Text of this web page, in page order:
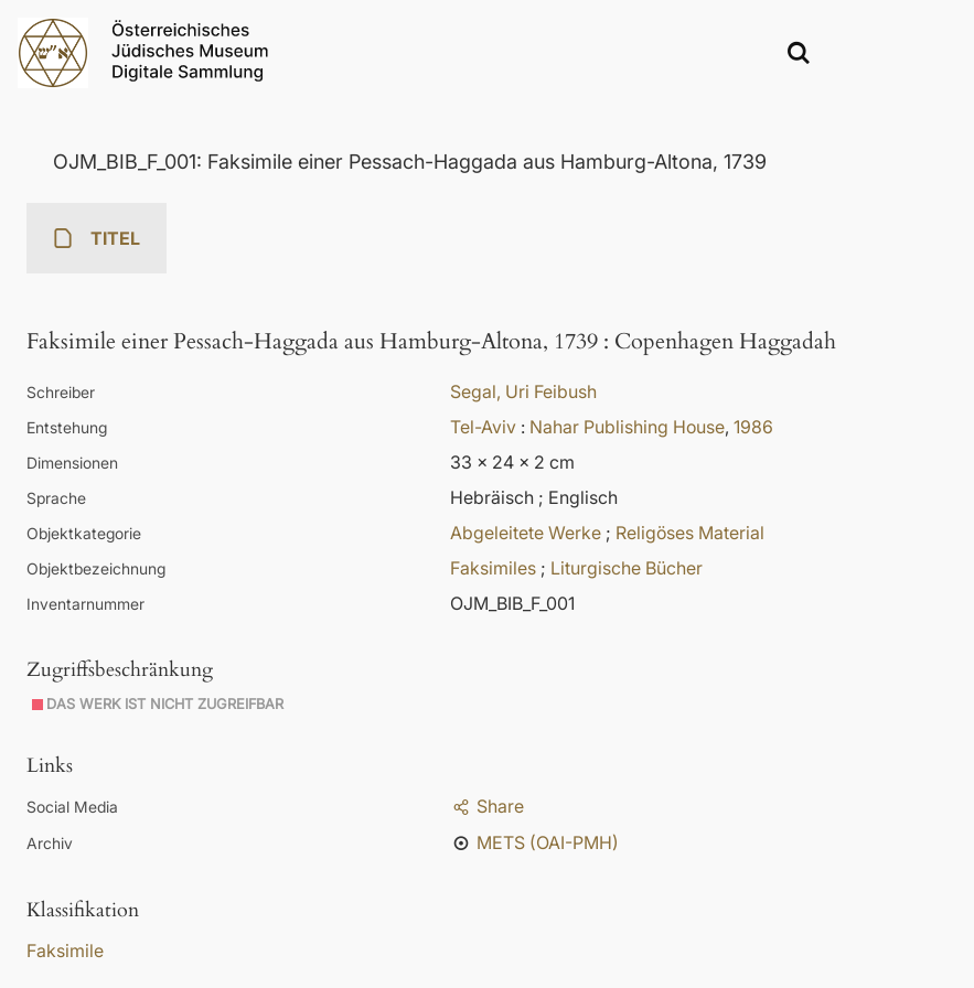
OJM_BIB_F_001: Faksimile einer Pessach-Haggada aus Hamburg-Altona, 1739
TITEL
Faksimile einer Pessach-Haggada aus Hamburg-Altona, 1739 : Copenhagen Haggadah
Schreiber Segal, Uri Feibush
Entstehung Tel-Aviv : Nahar Publishing House, 1986
Dimensionen 33 x 24 x 2 cm
Sprache Hebräisch ; Englisch
Objektkategorie Abgeleitete Werke ; Religöses Material
Objektbezeichnung Faksimiles ; Liturgische Bücher
Inventarnummer OJM_BIB_F_001
Zugriffsbeschränkung
DAS WERK IST NICHT ZUGREIFBAR
Links
Social Media Share
Archiv METS (OAI-PMH)
Klassifikation
Faksimile